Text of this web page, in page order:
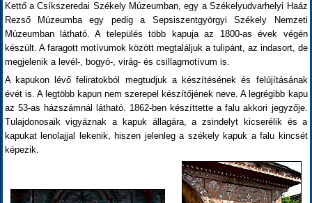
Kettő a Csíkszeredai Székely Múzeumban, egy a Székelyudvarhelyi Haáz
Rezső Múzeumba egy pedig a Sepsiszentgyörgyi Székely Nemzeti
Múzeumban látható. A település több kapuja az 1800-as évek végén
készült. A faragott motívumok között megtaláljuk a tulipánt, az indasort, de
megjelenik a levél-, bogyó-, virág- és csillagmotívum is.
A kapukon lévő feliratokból megtudjuk a készítésének és felújításának
évét is. A legtöbb kapun nem szerepel készítőjének neve. A legrégibb kapu
az 53-as házszámnál látható. 1862-ben készíttette a falu akkori jegyzője.
Tulajdonosaik vigyáznak a kapuk állagára, a zsindelyt kicserélik és a
kapukat lenolajjal lekenik, hiszen jelenleg a székely kapuk a falu kincsét
képezik.